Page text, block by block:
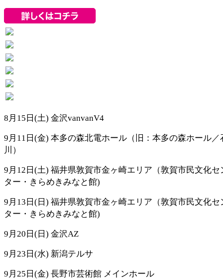
8月15日(土) 金沢vanvanV4
9月11日(金) 本多の森北電ホール（旧：本多の森ホール／
川）
9月12日(土) 福井県敦賀市金ヶ崎エリア（敦賀市民文化セ
ター・きらめきみなと館)
9月13日(日) 福井県敦賀市金ヶ崎エリア（敦賀市民文化セ
ター・きらめきみなと館)
9月20日(日) 金沢AZ
9月23日(水) 新潟テルサ
9月25日(金) 長野市芸術館 メインホール